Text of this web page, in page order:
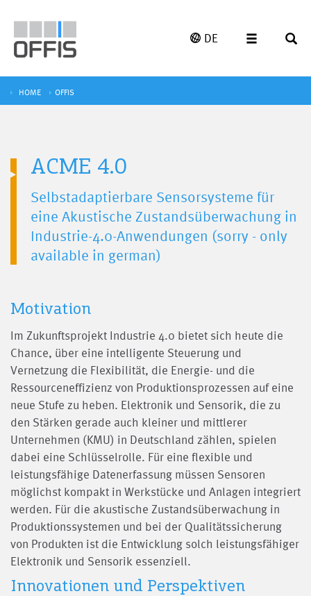
DE
HOME OFFIS
ACME 4.0
Selbstadaptierbare Sensorsysteme für
eine Akustische Zustandsüberwachung in
Industrie-4.0-Anwendungen (sorry - only
available in german)
Motivation
Im Zukunftsprojekt Industrie 4.0 bietet sich heute die
Chance, über eine intelligente Steuerung und
Vernetzung die Flexibilität, die Energie- und die
Ressourceneffizienz von Produktionsprozessen auf eine
neue Stufe zu heben. Elektronik und Sensorik, die zu
den Stärken gerade auch kleiner und mittlerer
Unternehmen (KMU) in Deutschland zählen, spielen
dabei eine Schlüsselrolle. Für eine flexible und
leistungsfähige Datenerfassung müssen Sensoren
möglichst kompakt in Werkstücke und Anlagen integriert
werden. Für die akustische Zustandsüberwachung in
Produktionssystemen und bei der Qualitätssicherung
von Produkten ist die Entwicklung solch leistungsfähiger
Elektronik und Sensorik essenziell.
Innovationen und Perspektiven